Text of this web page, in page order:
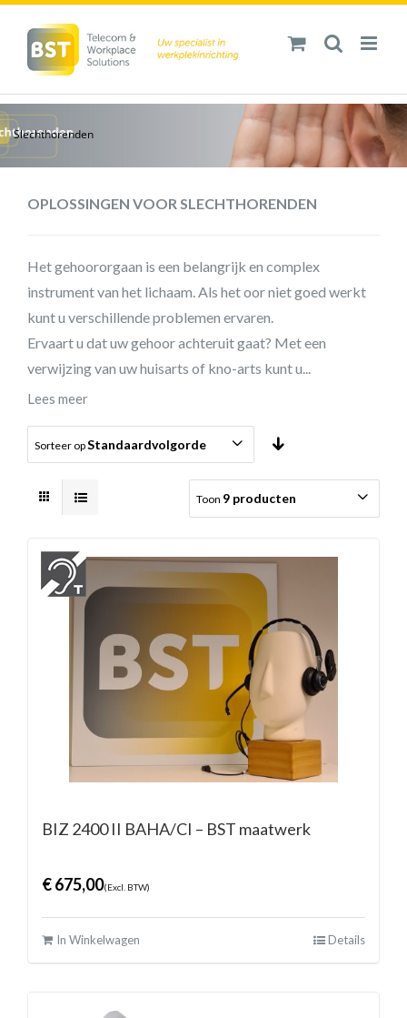
inhoud
Slechthorenden
OPLOSSINGEN VOOR SLECHTHORENDEN
Het gehoororgaan is een belangrijk en complex
instrument van het lichaam. Als het oor niet goed werkt
kunt u verschillende problemen ervaren.
Ervaart u dat uw gehoor achteruit gaat? Met een
verwijzing van uw huisarts of kno-arts kunt u...
Lees meer
Sorteer opStandaardvolgorde
Toon 9 producten
BIZ 2400 II BAHA/CI – BST maatwerk
€675,00(Excl. BTW)
In Winkelwagen Details